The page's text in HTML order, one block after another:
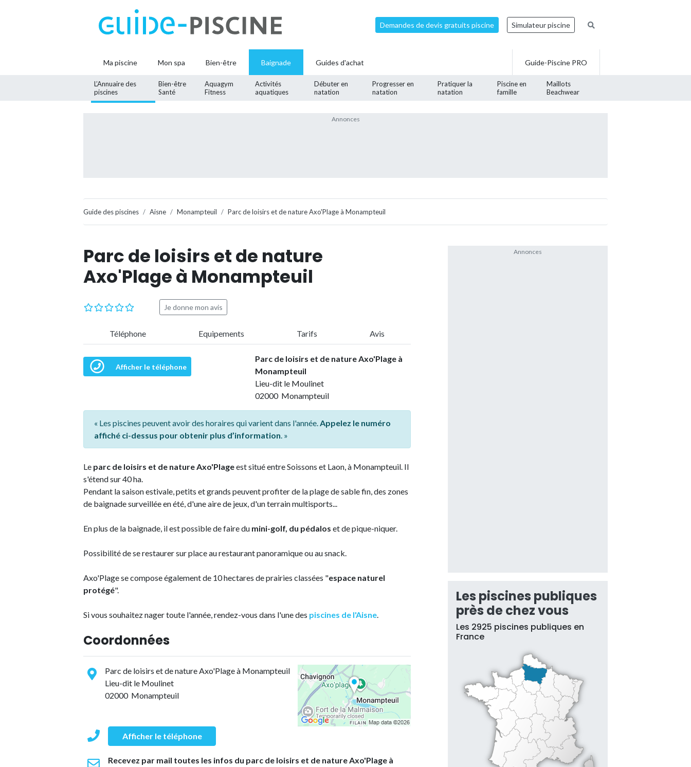
Demandes de devis gratuits piscine Simulateur piscine
Ma piscine Mon spa Bien-être Baignade
L’Annuaire des
piscines
Bien-être
Santé
Aquagym
Fitness
Activités
aquatiques
Débuter en
natation
Progresser en
natation
Pratiquer la
natation
Piscine en
famille
Maillots
Beachwear
Guides d'achat Guide-Piscine PRO
Guide des piscines Aisne Monampteuil Parc de loisirs et de nature Axo'Plage à Monampteuil
Parc de loisirs et de nature
Axo'Plage à Monampteuil
Je donne mon avis
Téléphone Equipements Tarifs Avis
Afficher le téléphone
Parc de loisirs et de nature Axo'Plage à
Monampteuil
Lieu-dit le Moulinet
02000 Monampteuil
« Les piscines peuvent avoir des horaires qui varient dans l'année.Appelez le numéro
affiché ci-dessus pour obtenir plus d’information. »
Le parc de loisirs et de nature Axo'Plageest situé entre Soissons et Laon, à Monampteuil. Il
s'étend sur 40 ha.
Pendant la saison estivale, petits et grands peuvent profiter de la plage de sable fin, des zones
de baignade surveillée en été, d'une aire de jeux, d'un terrain multisports...
En plus de la baignade, il est possible de faire du mini-golf, du pédalos et de pique-niquer.
Possibilité de se restaurer sur place au restaurant panoramique ou au snack.
Axo'Plage se compose également de 10 hectares de prairies classées "espace naturel
protégé".
Si vous souhaitez nager toute l'année, rendez-vous dans l'une des piscines de l'Aisne.
Coordonnées
Parc de loisirs et de nature Axo'Plage à Monampteuil
Lieu-dit le Moulinet
02000 Monampteuil
Afficher le téléphone
Recevez par mail toutes les infos du parc de loisirs et de nature Axo'Plage à
Les piscines publiques
près de chez vous
Les 2925 piscines publiques en
France